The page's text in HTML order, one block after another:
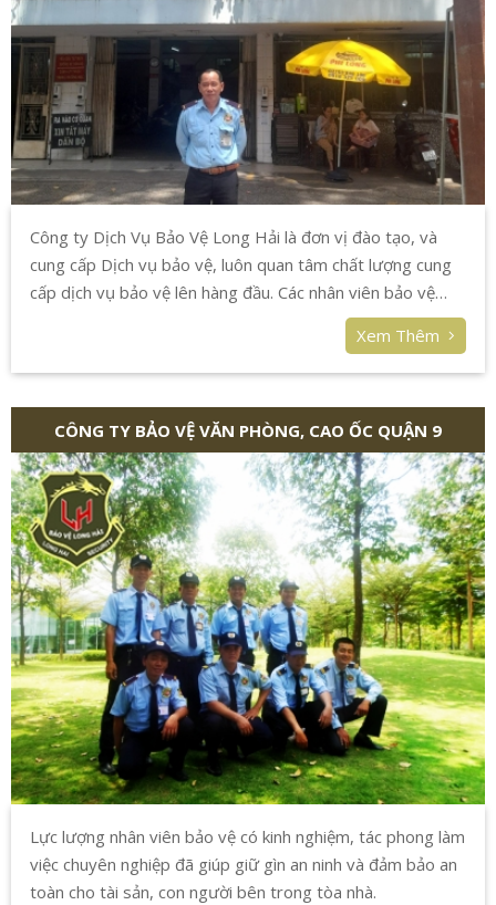
Công ty Dịch Vụ Bảo Vệ Long Hải là đơn vị đào tạo, và
cung cấp Dịch vụ bảo vệ, luôn quan tâm chất lượng cung
cấp dịch vụ bảo vệ lên hàng đầu. Các nhân viên bảo vệ
huấn luyện, có trình độ, cũng như thành thạo về các kĩ
năng giao tiếp. Nhân viên bảo vệ được tập huấn võ thuật
và xử lí tình huống thành thạo phòng những trường hợp
bất ngờ sẽ xảy ra.
Xem Thêm
CÔNG TY BẢO VỆ VĂN PHÒNG, CAO ỐC QUẬN 9
Lực lượng nhân viên bảo vệ có kinh nghiệm, tác phong làm
việc chuyên nghiệp đã giúp giữ gìn an ninh và đảm bảo an
toàn cho tài sản, con người bên trong tòa nhà.